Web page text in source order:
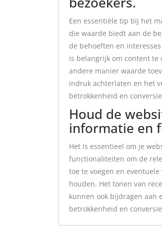
Een essentiële tip bij het
die waarde biedt aan de
de behoeften en
is belangrijk om content
andere manier waarde
indruk achterlaten en het
betrokkenheid en
Houd de
informatie en
Het is essentieel om je
functionaliteiten om de
toe te voegen en
houden. Het tonen van
kunnen ook bijdragen aan
betrokkenheid en